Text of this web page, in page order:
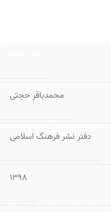
محمدباقر حجتی
دفتر نشر فرهنگ اسلامی
1398